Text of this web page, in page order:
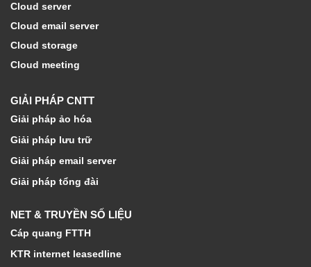
Cloud server
Cloud email server
Cloud storage
Cloud meeting
GIẢI PHÁP CNTT
Giải pháp ảo hóa
Giải pháp lưu trữ
Giải pháp email server
Giải pháp tổng đài
NET & TRUYỀN SỐ LIỆU
Cáp quang FTTH
KTR internet leasedline